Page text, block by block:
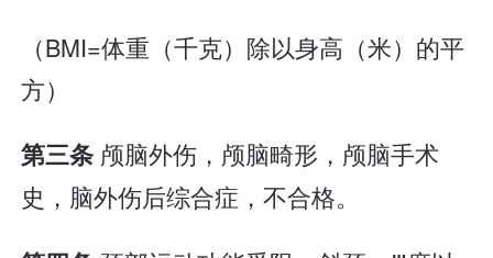
（BMI=体重（千克）除以身高（米）的平
方）
第三条 颅脑外伤，颅脑畸形，颅脑手术
史，脑外伤后综合症，不合格。